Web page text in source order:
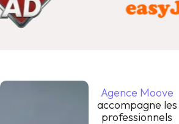
Agence Moove
accompagne les
professionnels